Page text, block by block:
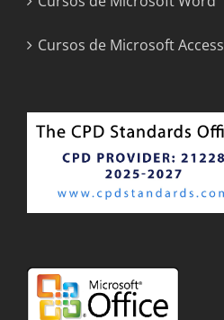
Cursos de Microsoft Access